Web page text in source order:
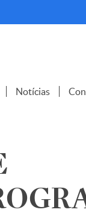
Notícias